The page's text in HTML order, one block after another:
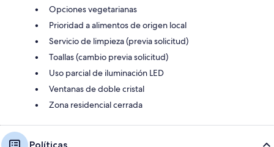
Opciones vegetarianas
Prioridad a alimentos de origen local
Servicio de limpieza (previa solicitud)
Toallas (cambio previa solicitud)
Uso parcial de iluminación LED
Ventanas de doble cristal
Zona residencial cerrada